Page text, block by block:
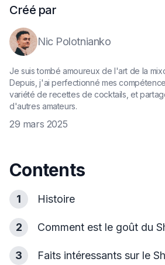
Créé par
Nic Polotnianko
Je suis tombé amoureux de l'art de la
Depuis, j'ai perfectionné mes
variété de recettes de cocktails, et
d'autres amateurs.
29 mars 2025
Contents
1 Histoire
2 Comment est le goût du
3 Faits intéressants sur le